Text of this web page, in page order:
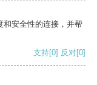
和安全性的连接，并帮
支持[0] 反对[0]